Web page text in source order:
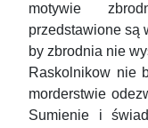
motywie
przedstawione są
by zbrodnia nie
Raskolnikow nie
morderstwie
Sumienie i